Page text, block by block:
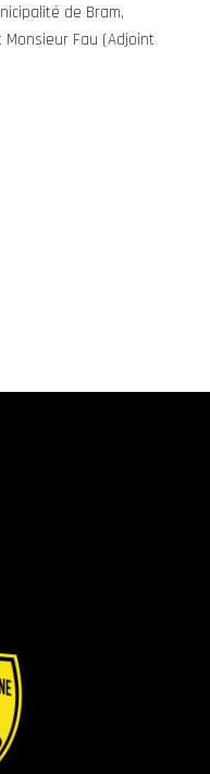
de Bram,
Monsieur Fau (Adjoint